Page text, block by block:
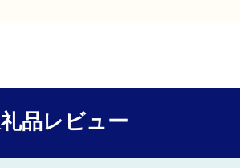
品レビュー